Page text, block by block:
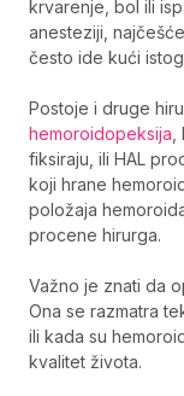
krvarenje, bol ili
anesteziji,
često ide kući
Postoje i druge
hemoroidopeksija
fiksiraju, ili HAL
koji hrane
položaja
procene hirurga.
Važno je znati da
Ona se razmatra
ili kada su
kvalitet života.